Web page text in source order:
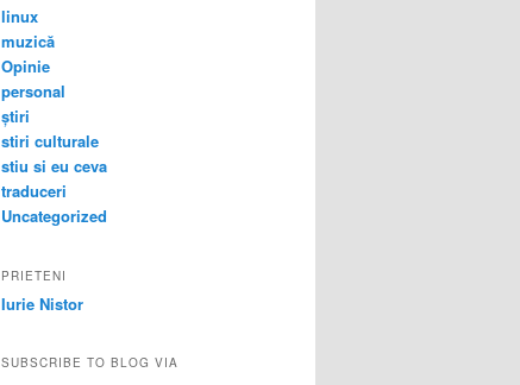
linux
muzică
Opinie
personal
știri
stiri culturale
stiu si eu ceva
traduceri
Uncategorized
PRIETENI
Iurie Nistor
SUBSCRIBE TO BLOG VIA